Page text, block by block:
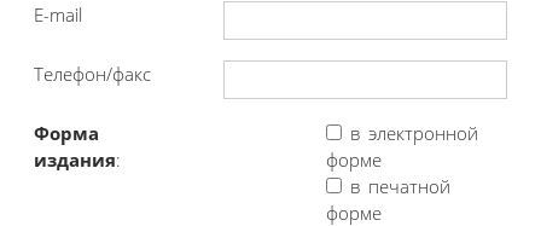
E-mail
Телефон/факс
Форма
издания:
в электронной
форме
в печатной
форме